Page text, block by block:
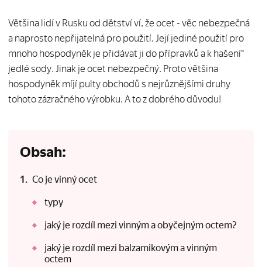
Většina lidí v Rusku od dětství ví, že ocet - věc nebezpečná
a naprosto nepřijatelná pro použití. Její jediné použití pro
mnoho hospodyněk je přidávat ji do přípravků a k hašení"
jedlé sody. Jinak je ocet nebezpečný. Proto většina
hospodyněk míjí pulty obchodů s nejrůznějšími druhy
tohoto zázračného výrobku. A to z dobrého důvodu!
Obsah:
Co je vinný ocet
typy
jaký je rozdíl mezi vinným a obyčejným octem?
jaký je rozdíl mezi balzamikovým a vinným
octem